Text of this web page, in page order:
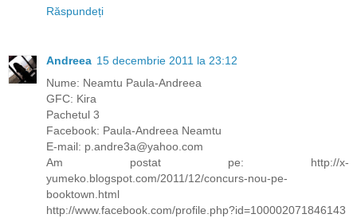
Răspundeți
Andreea 15 decembrie 2011 la 23:12
Nume: Neamtu Paula-Andreea
GFC: Kira
Pachetul 3
Facebook: Paula-Andreea Neamtu
E-mail: p.andre3a@yahoo.com
Am postat pe: http://x-
yumeko.blogspot.com/2011/12/concurs-nou-pe-
booktown.html
http://www.facebook.com/profile.php?id=100002071846143